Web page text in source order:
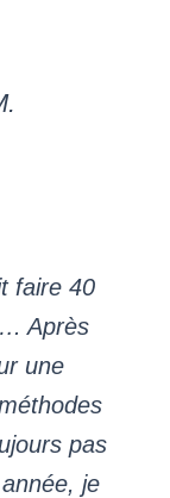
faire 40
Après
une
pas
je